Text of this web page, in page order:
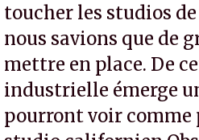
toucher les studios
nous savions que de
mettre en place. De
industrielle émerge
pourront voir comme